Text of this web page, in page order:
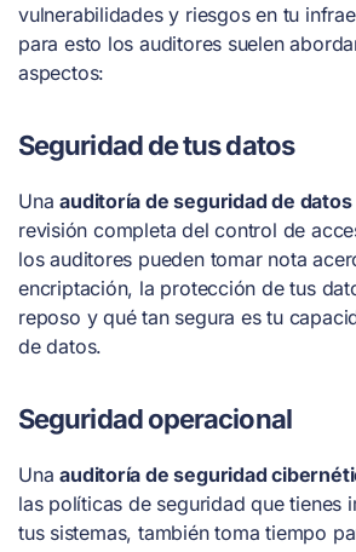
vulnerabilidades y riesgos en tu
para esto los auditores suelen
aspectos:
Seguridad de tus datos
Unaauditoría de seguridad de datos
revisión completa del control de
los auditores pueden tomar nota
encriptación, la protección de tus
reposo y qué tan segura es tu
de datos.
Seguridad operacional
Unaauditoría de seguridad
las políticas de seguridad que tienes
tus sistemas, también toma tiempo